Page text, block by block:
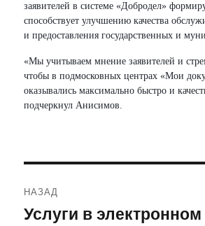
заявителей в системе «Добродел»
способствует улучшению качества
и предоставления государственных и
«Мы учитываем мнение заявителей и
чтобы в подмосковных центрах «Мои
оказывались максимально быстро и
подчеркнул Анисимов.
по
НАЗАД
Предыдущая
Услуги в